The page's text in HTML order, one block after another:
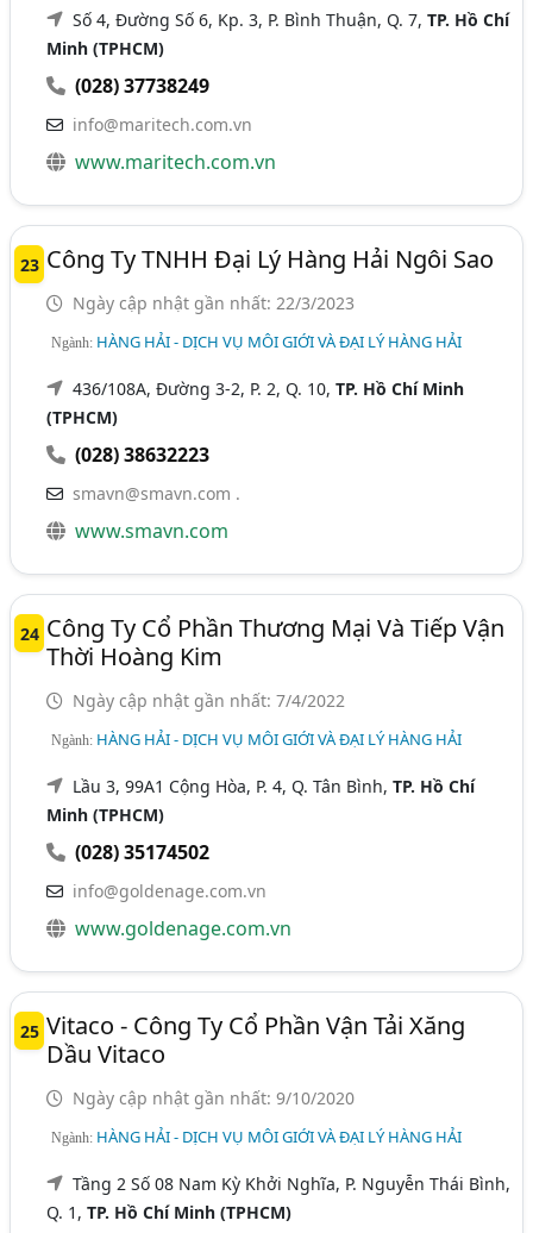
Số 4, Đường Số 6, Kp. 3, P. Bình Thuận, Q. 7,TP. Hồ Chí
Minh (TPHCM)
(028) 37738249
info@maritech.com.vn
www.maritech.com.vn
23 Công Ty TNHH Đại Lý Hàng Hải Ngôi Sao
Ngày cập nhật gần nhất: 22/3/2023
Ngành: HÀNG HẢI - DỊCH VỤ MÔI GIỚI VÀ ĐẠI LÝ HÀNG HẢI
436/108A, Đường 3-2, P. 2, Q. 10,TP. Hồ Chí Minh
(TPHCM)
(028) 38632223
smavn@smavn.com .
www.smavn.com
24 Công Ty Cổ Phần Thương Mại Và Tiếp Vận
Thời Hoàng Kim
Ngày cập nhật gần nhất: 7/4/2022
Ngành: HÀNG HẢI - DỊCH VỤ MÔI GIỚI VÀ ĐẠI LÝ HÀNG HẢI
Lầu 3, 99A1 Cộng Hòa, P. 4, Q. Tân Bình,TP. Hồ Chí
Minh (TPHCM)
(028) 35174502
info@goldenage.com.vn
www.goldenage.com.vn
25 Vitaco - Công Ty Cổ Phần Vận Tải Xăng
Dầu Vitaco
Ngày cập nhật gần nhất: 9/10/2020
Ngành: HÀNG HẢI - DỊCH VỤ MÔI GIỚI VÀ ĐẠI LÝ HÀNG HẢI
Tầng 2 Số 08 Nam Kỳ Khởi Nghĩa, P. Nguyễn Thái Bình,
Q. 1,TP. Hồ Chí Minh (TPHCM)